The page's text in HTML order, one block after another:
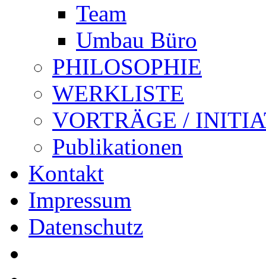
Team
Umbau Büro
PHILOSOPHIE
WERKLISTE
VORTRÄGE /
Publikationen
Kontakt
Impressum
Datenschutz